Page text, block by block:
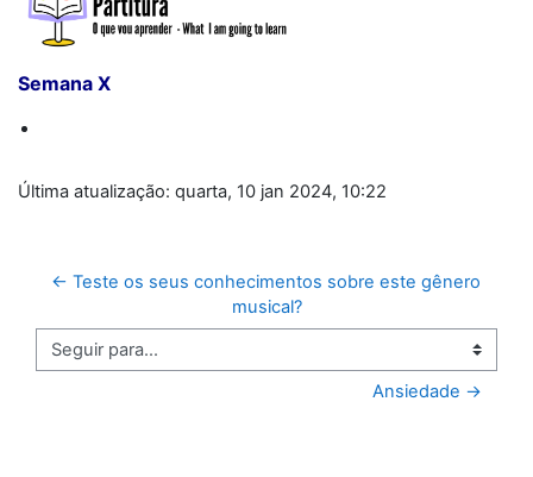
Semana X
Última atualização: quarta, 10 jan 2024, 10:22
← Teste os seus conhecimentos sobre este gênero
musical?
Seguir para...
Ansiedade →